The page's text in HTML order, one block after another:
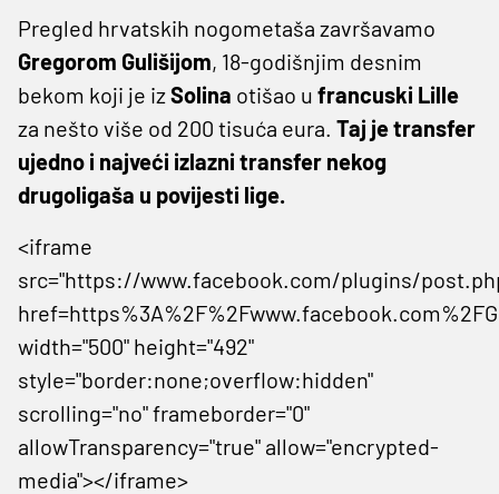
Pregled hrvatskih nogometaša završavamo
Gregorom Gulišijom, 18-godišnjim desnim
bekom koji je izSolina otišao u francuski Lille
za nešto više od 200 tisuća eura. Taj je transfer
ujedno i najveći izlazni transfer nekog
drugoligaša u povijesti lige.
<iframe
src="https://www.facebook.com/plugins/
width="500" height="492"
style="border:none;overflow:hidden"
scrolling="no" frameborder="0"
allowTransparency="true" allow="encrypted-
media"></iframe>